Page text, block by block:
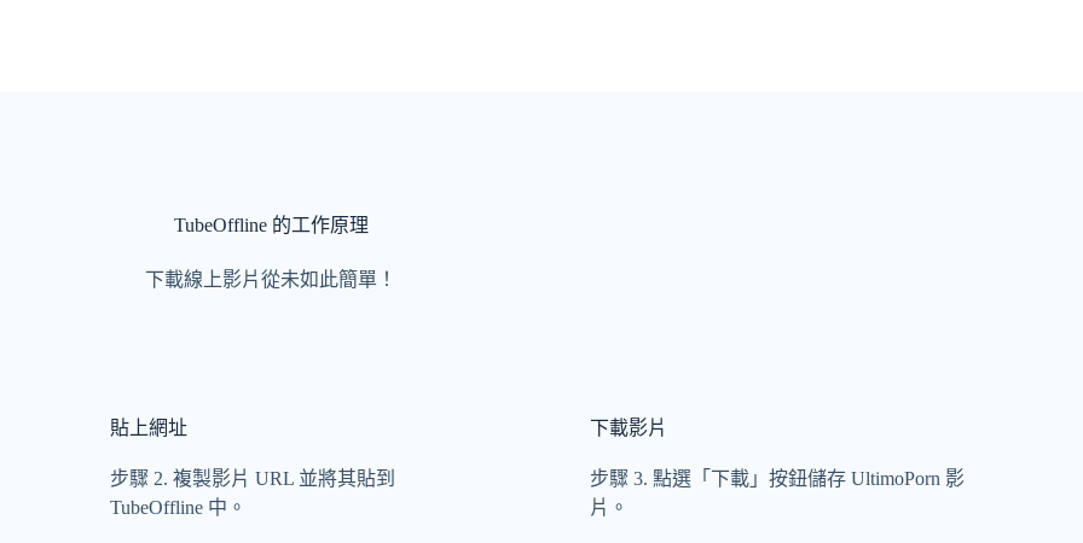
TubeOffline 的工作原理
下載線上影片從未如此簡單！
貼上網址
步驟 2. 複製影片 URL 並將其貼到
TubeOffline 中。
下載影片
步驟 3. 點選「下載」按鈕儲存 UltimoPorn 影
片。